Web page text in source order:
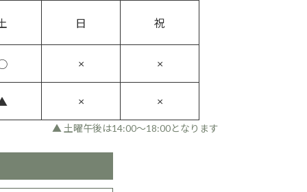
日 祝
× ×
× ×
▲ 土曜午後は14:00〜18:00となります